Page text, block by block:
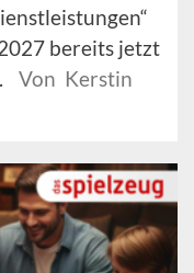
bereits jetzt
Von Kerstin